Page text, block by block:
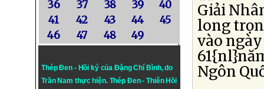
36
37 38 39
40
41
42 43 44
45
46
47 48 49
Thép Đen - Hồi ký của Đặng Chí Bình, do
Trần Nam thực hiện. Thép Đen- Thiên Hồi
Giải
long
vào
Ngôn